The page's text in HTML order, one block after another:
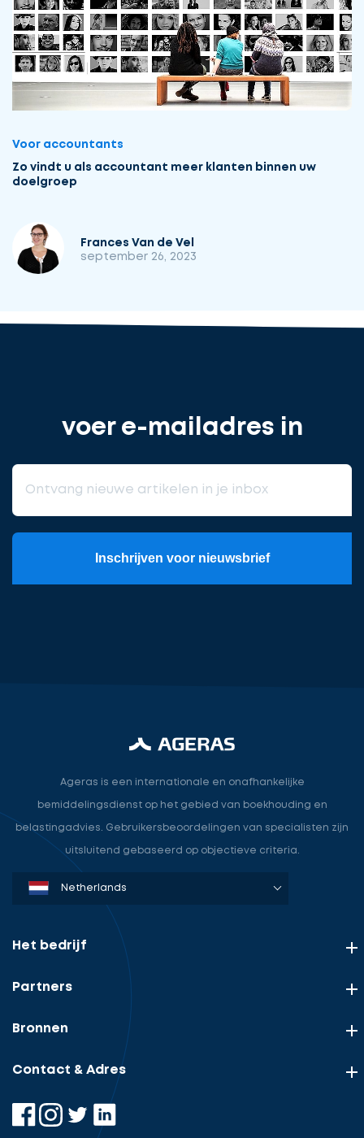
Voor accountants
Zo vindt u als accountant meer klanten binnen uw
doelgroep
Frances Van de Vel
september 26, 2023
voer e-mailadres in
Inschrijven voor nieuwsbrief
Ageras is een internationale en onafhankelijke
bemiddelingsdienst op het gebied van boekhouding en
belastingadvies. Gebruikersbeoordelingen van specialisten zijn
uitsluitend gebaseerd op objectieve criteria.
Denmark
Sweden
Norway
Netherlands
Germany
USA
Het bedrijf
Partners
Bronnen
Contact & Adres
3
offertes
Beschrijf
in
gratis
offertes
cta_box.sub_headline
uw
kantoor
helpen
groeien.
Uw